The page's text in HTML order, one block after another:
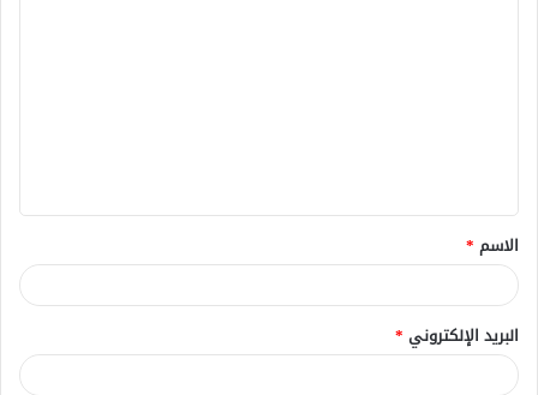
ق
*
الاسم *
البريد الإلكتروني *